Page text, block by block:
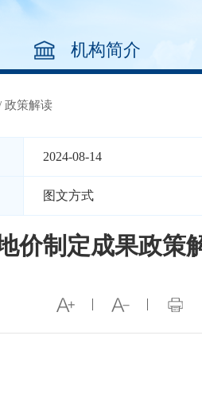
机构简介
政策解读
2024-08-14
图文方式
价制定成果政策